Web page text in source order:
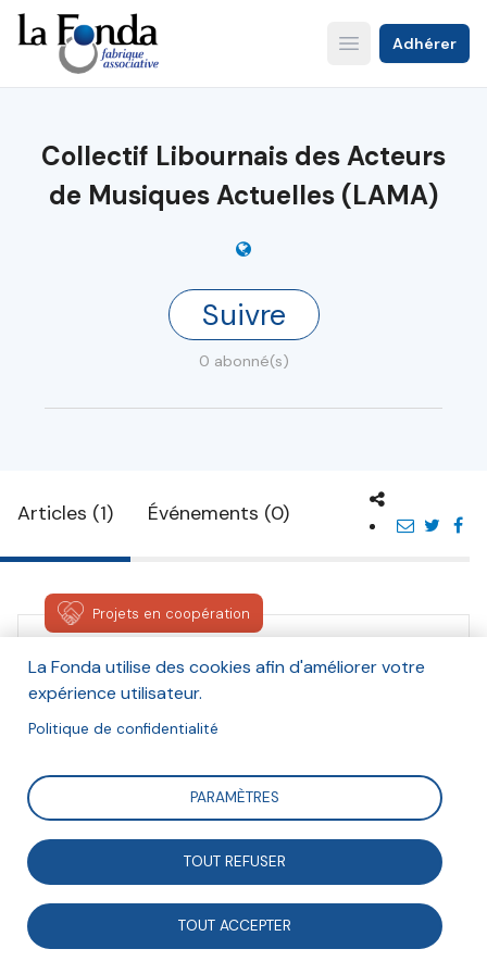
Aller
au
contenu
principal
Open main menu
Adhérer
Collectif Libournais des Acteurs
de Musiques Actuelles (LAMA)
Suivre
0 abonné(s)
Articles (1) Événements (0)
Projets en coopération
Collectif Libournais des
Acteurs de Musiques
Actuelles (LAMA)
Projet en coopération - Collectif libournais
des acteurs de musiques actuelles
Dans le cadre du programme Faire Ensemble
La Fonda utilise des cookies afin d'améliorer votre
expérience utilisateur.
Politique de confidentialité
PARAMÈTRES
TOUT REFUSER
TOUT ACCEPTER